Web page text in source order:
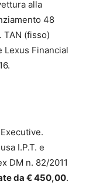
alla
48
TAN (fisso)
Lexus Financial
I.P.T. e
DM n. 82/2011
da € 450,00.